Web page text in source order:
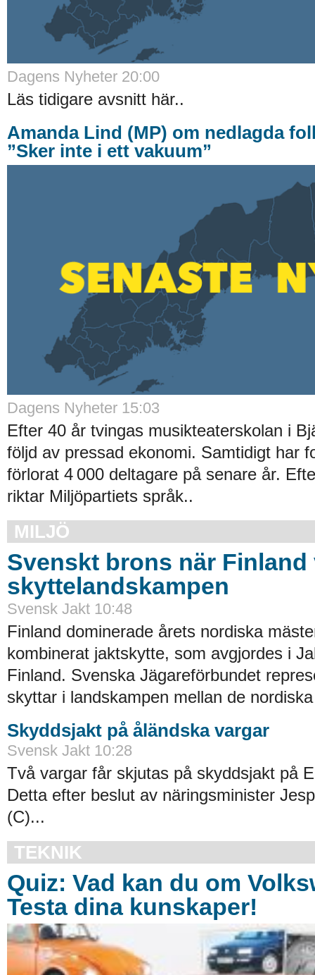
Dagens Nyheter 20:00
Läs tidigare avsnitt här..
Amanda Lind (MP) om nedlagda
”Sker inte i ett vakuum”
Dagens Nyheter 15:03
Efter 40 år tvingas musikteaterskolan i
följd av pressad ekonomi. Samtidigt har
förlorat 4 000 deltagare på senare år.
riktar Miljöpartiets språk..
MILJÖ
Svenskt brons när Finland
skyttelandskampen
Svensk Jakt 10:48
Finland dominerade årets nordiska
kombinerat jaktskytte, som avgjordes i
Finland. Svenska Jägareförbundet
skyttar i landskampen mellan de
Skyddsjakt på åländska vargar
Svensk Jakt 10:28
Två vargar får skjutas på skyddsjakt på
Detta efter beslut av näringsminister
(C)...
TEKNIK
Quiz: Vad kan du om
Testa dina kunskaper!